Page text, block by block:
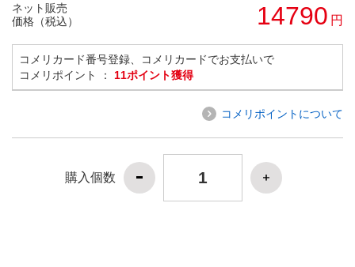
ネット販売
価格（税込）
14790 円
コメリカード番号登録、コメリカードでお支払いで
コメリポイント ： 11ポイント獲得
コメリポイントについて
購入個数